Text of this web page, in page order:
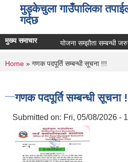
मुड्केचुला गाउँपालिका
गर्दछ
मुख्य समाचार योजना सम्झौता सम्बन्धी जरुरी
You are here
Home » गणक पदपूर्ति सम्बन्धी सूचना !!!
गणक पदपूर्ति सम्बन्धी सूचना
Submitted on: Fri, 05/08/2026 -